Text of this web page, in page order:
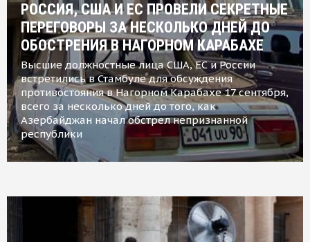
РОССИЯ, США И ЕС ПРОВЕЛИ СЕКРЕТНЫЕ
ПЕРЕГОВОРЫ ЗА НЕСКОЛЬКО ДНЕЙ ДО
ОБОСТРЕНИЯ В НАГОРНОМ КАРАБАХЕ
Высшие должностные лица США, ЕС и России
встретились в Стамбуле для обсуждения
противостояния в Нагорном Карабахе 17 сентября,
всего за несколько дней до того, как
Азербайджан начал обстрел непризнанной
республики